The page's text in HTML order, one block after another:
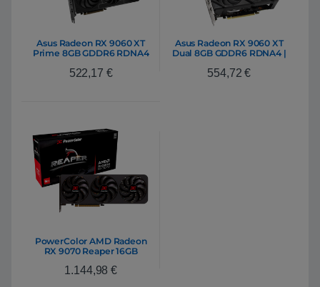
Asus Radeon RX 9060 XT
Prime 8GB GDDR6 RDNA4
522,17 €
Asus Radeon RX 9060 XT
Dual 8GB GDDR6 RDNA4 |
554,72€
PowerColor AMD Radeon
RX 9070 Reaper 16GB
Gráfica AMD
1.144,98€